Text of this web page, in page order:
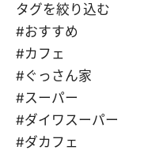
タグを絞り込む
#おすすめ
#カフェ
#ぐっさん家
#スーパー
#ダイワスーパー
#ダカフェ